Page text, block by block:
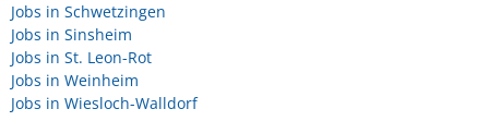
Jobs in Schwetzingen
Jobs in Sinsheim
Jobs in St. Leon-Rot
Jobs in Weinheim
Jobs in Wiesloch-Walldorf